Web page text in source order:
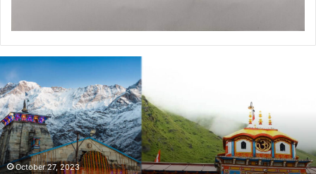
डेंगू
और
चिकनगुनिया
को
लेकर
स्वास्थ्य
विभाग
का